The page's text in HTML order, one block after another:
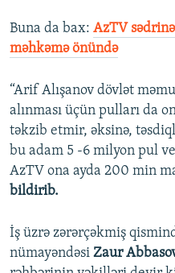
Buna da bax: AzTV
məhkəmə önündə
“Arif Alışanov dövlət
alınması üçün pulları da
təkzib etmir, əksinə,
bu adam 5 -6 milyon pul
AzTV ona ayda 200 min
bildirib.
İş üzrə zərərçəkmiş
nümayəndəsi Zaur